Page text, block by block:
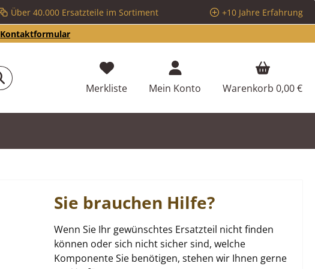
Über 40.000 Ersatzteile im Sortiment
+10 Jahre Erfahrung
Kontaktformular
MerklisteDu hast 0 Produkte auf dem Merkzettel
Mein Konto Warenkorb 0,00 €
Sie brauchen Hilfe?
Wenn Sie Ihr gewünschtes Ersatzteil nicht finden
können oder sich nicht sicher sind, welche
Komponente Sie benötigen, stehen wir Ihnen gerne